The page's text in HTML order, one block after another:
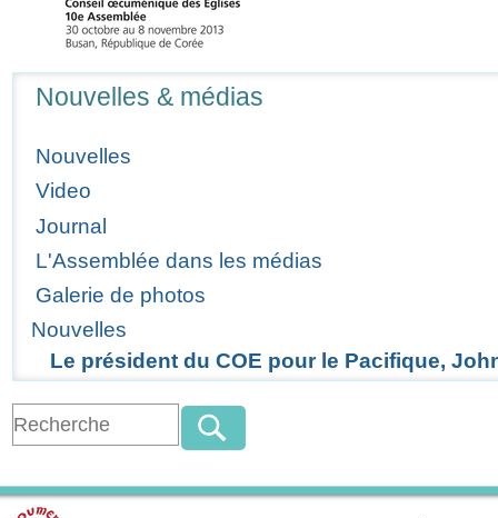
Nouvelles & médias
Nouvelles
Video
Journal
L'Assemblée dans les médias
Galerie de photos
Nouvelles
Le président du COE pour le Pacifique,